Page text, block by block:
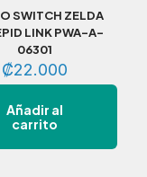
SWITCH ZELDA
LINK PWA-A-
06301
₡22.000
Añadir al
carrito